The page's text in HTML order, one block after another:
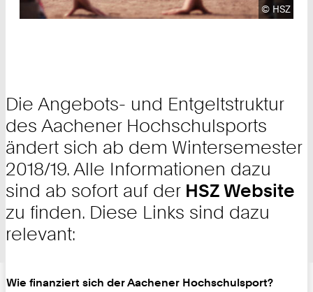
© HSZ
Die Angebots- und Entgeltstruktur
des Aachener Hochschulsports
ändert sich ab dem Wintersemester
2018/19. Alle Informationen dazu
sind ab sofort auf der HSZ Website
zu finden. Diese Links sind dazu
relevant:
Wie finanziert sich der Aachener Hochschulsport?